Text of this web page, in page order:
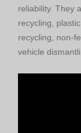
reliability. They
recycling,
recycling, non-
vehicle